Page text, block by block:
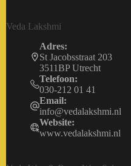
Veda Lakshmi
Adres:
St Jacobsstraat 203
3511BP Utrecht
Telefoon:
030-212 01 41
Email:
info@vedalakshmi.nl
Website:
www.vedalakshmi.nl